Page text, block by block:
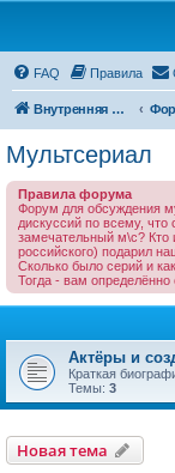
FAQ Правила
Внутренняя Австралия
Мультсериал
Правила форума
Форум для обсуждения
дискуссий по всему, что
замечательный м\с? Кто
российского) подарил
Сколько было серий и
Тогда - вам определённо
Актёры и
Краткая
Темы: 3
Новая тема
Новаятема